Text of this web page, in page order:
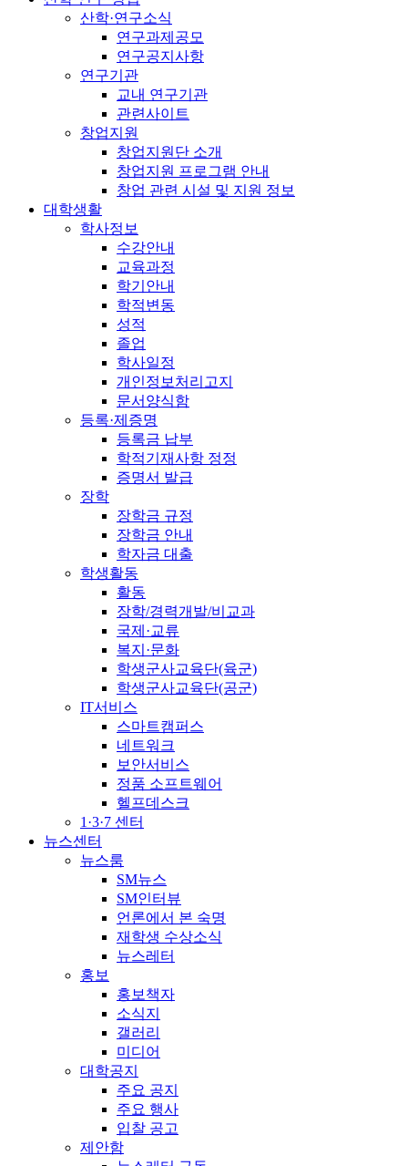
산학·연구소식
연구과제공모
연구공지사항
연구기관
교내 연구기관
관련사이트
창업지원
창업지원단 소개
창업지원 프로그램 안내
창업 관련 시설 및 지원 정보
대학생활
학사정보
수강안내
교육과정
학기안내
학적변동
성적
졸업
학사일정
개인정보처리고지
문서양식함
등록·제증명
등록금 납부
학적기재사항 정정
증명서 발급
장학
장학금 규정
장학금 안내
학자금 대출
학생활동
활동
장학/경력개발/비교과
국제·교류
복지·문화
학생군사교육단(육군)
학생군사교육단(공군)
IT서비스
스마트캠퍼스
네트워크
보안서비스
정품 소프트웨어
헬프데스크
1·3·7 센터
뉴스센터
뉴스룸
SM뉴스
SM인터뷰
언론에서 본 숙명
재학생 수상소식
뉴스레터
홍보
홍보책자
소식지
갤러리
미디어
대학공지
주요 공지
주요 행사
입찰 공고
제안함